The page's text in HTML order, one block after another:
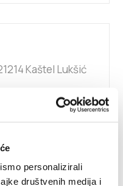
personalizirali
društvenih medija i
Kaštel Lukšić